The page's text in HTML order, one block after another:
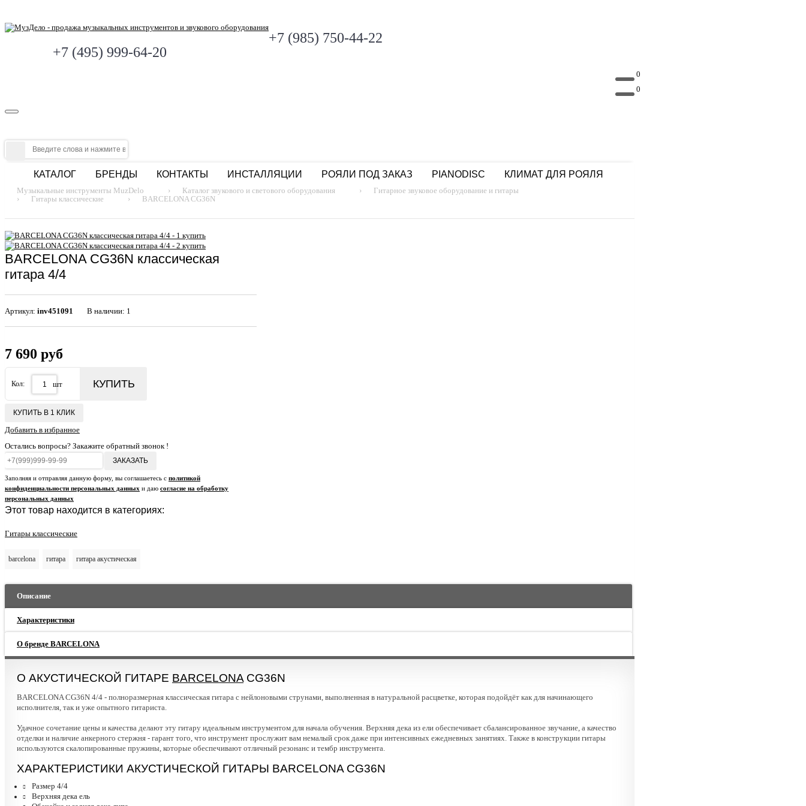
+7 (985) 750-44-22
+7 (495) 999-64-20
0
0
КАТАЛОГ БРЕНДЫ КОНТАКТЫ ИНСТАЛЛЯЦИИ РОЯЛИ ПОД ЗАКАЗ PIANODISC КЛИМАТ ДЛЯ РОЯЛЯ
Музыкальные инструменты MuzDelo › Каталог звукового и светового оборудования ›
Гитарное звуковое оборудование и гитары
›
Гитары классические › BARCELONA CG36N
BARCELONA CG36N классическая
гитара 4/4
Артикул: inv451091 В наличии: 1
7 690 руб
Кол: шт КУПИТЬ
КУПИТЬ В 1 КЛИК
Добавить в избранное
Остались вопросы? Закажите обратный звонок !
ЗАКАЗАТЬ
Заполняя и отправляя данную форму, вы соглашаетесь с политикой
конфиденциальности персональных данных и даю согласие на обработку
персональных данных
Этот товар находится в категориях:
Гитары классические
barcelona гитара гитара акустическая
Описание
Характеристики
О бренде BARCELONA
О АКУСТИЧЕСКОЙ ГИТАРЕ BARCELONA CG36N
BARCELONA CG36N 4/4 - полноразмерная классическая гитара с нейлоновыми струнами, выполненная в натуральной расцветке, которая подойдёт как для начинающего
исполнителя, так и уже опытного гитариста.
Удачное сочетание цены и качества делают эту гитару идеальным инструментом для начала обучения. Верхняя дека из ели обеспечивает сбалансированное звучание, а качество
отделки и наличие анкерного стержня - гарант того, что инструмент прослужит вам немалый срок даже при интенсивных ежедневных занятиях. Также в конструкции гитары
используются скалопированные пружины, которые обеспечивают отличный резонанс и тембр инструмента.
ХАРАКТЕРИСТИКИ АКУСТИЧЕСКОЙ ГИТАРЫ BARCELONA CG36N
Размер 4/4
Верхняя дека ель